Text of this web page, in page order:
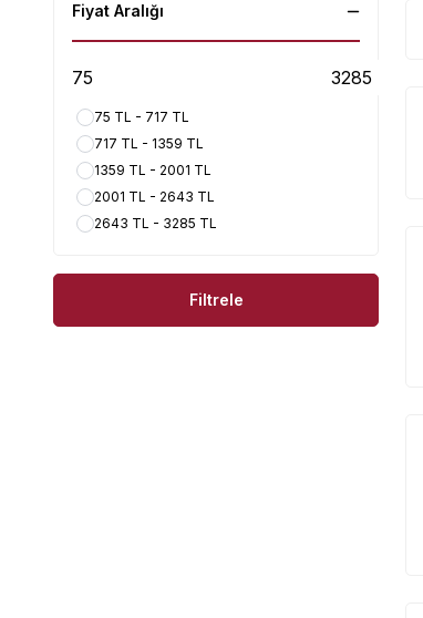
Fiyat Aralığı
75 TL - 717 TL
717 TL - 1359 TL
1359 TL - 2001 TL
2001 TL - 2643 TL
2643 TL - 3285 TL
Filtrele